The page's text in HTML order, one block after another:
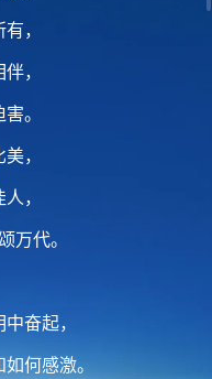
，
，
。
，
，
万代。
奋起，
何感激。